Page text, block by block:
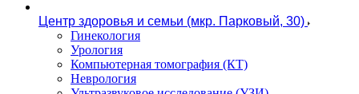
Центр здоровья и семьи (мкр. Парковый, 30)
Гинекология
Урология
Компьютерная томография (КТ)
Неврология